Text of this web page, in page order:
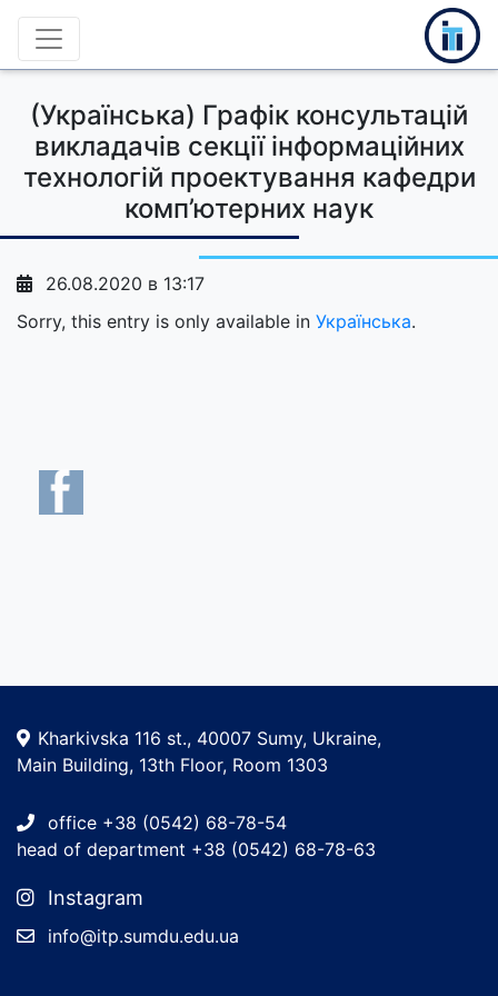
(Українська) Графік консультацій
викладачів секції інформаційних
технологій проектування кафедри
комп’ютерних наук
26.08.2020 в 13:17
Sorry, this entry is only available in Українська.
Kharkivska 116 st., 40007 Sumy, Ukraine,
Main Building, 13th Floor, Room 1303
office +38 (0542) 68-78-54
head of department +38 (0542) 68-78-63
Instagram
info@itp.sumdu.edu.ua